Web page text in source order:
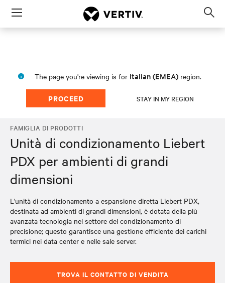
Menu
The page you're viewing is for Italian (EMEA) region.
PROCEED STAY IN MY REGION
FAMIGLIA DI PRODOTTI
Unità di condizionamento Liebert
PDX per ambienti di grandi
dimensioni
L'unità di condizionamento a espansione diretta Liebert PDX,
destinata ad ambienti di grandi dimensioni, è dotata della più
avanzata tecnologia nel settore del condizionamento di
precisione; questo garantisce una gestione efficiente dei carichi
termici nei data center e nelle sale server.
TROVA IL CONTATTO DI VENDITA